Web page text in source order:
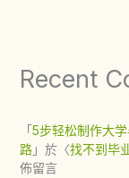
Recent
「5步轻松制作大
路」於〈找不到毕
佈留言